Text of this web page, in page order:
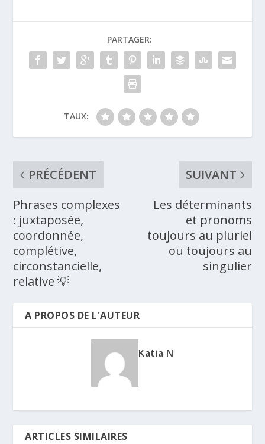
PARTAGER:
TAUX:
PRÉCÉDENT
Phrases complexes
: juxtaposée,
coordonnée,
complétive,
circonstancielle,
relative 💡
SUIVANT
Les déterminants
et pronoms
toujours au pluriel
ou toujours au
singulier
A PROPOS DE L'AUTEUR
Katia N
ARTICLES SIMILAIRES